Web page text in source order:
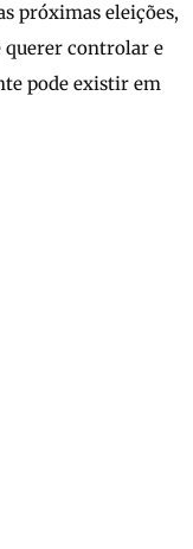
próximas eleições,
controlar e
pode existir em